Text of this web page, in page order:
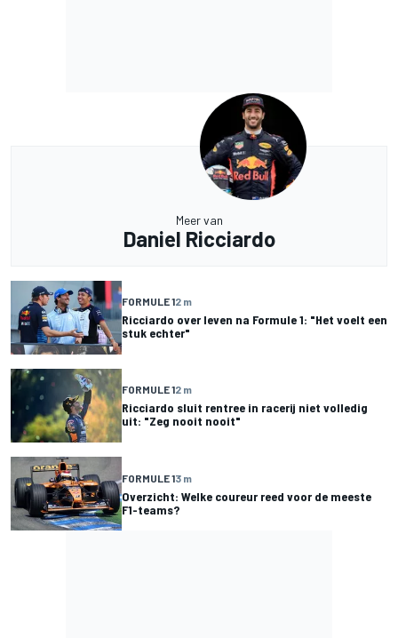
Meer van
Daniel Ricciardo
FORMULE 12 m
Ricciardo over leven na Formule 1: "Het voelt een
stuk echter"
FORMULE 12 m
Ricciardo sluit rentree in racerij niet volledig
uit: "Zeg nooit nooit"
FORMULE 13 m
Overzicht: Welke coureur reed voor de meeste
F1-teams?